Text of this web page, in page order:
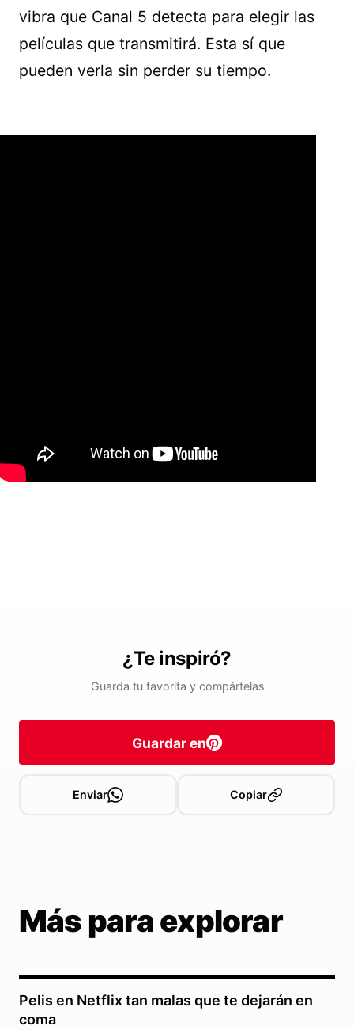
vibra que Canal 5 detecta para elegir las
películas que transmitirá. Esta sí que
pueden verla sin perder su tiempo.
¿Te inspiró?
Guarda tu favorita y compártelas
Guardar en
Enviar Copiar
Más para explorar
Pelis en Netflix tan malas que te dejarán en
coma